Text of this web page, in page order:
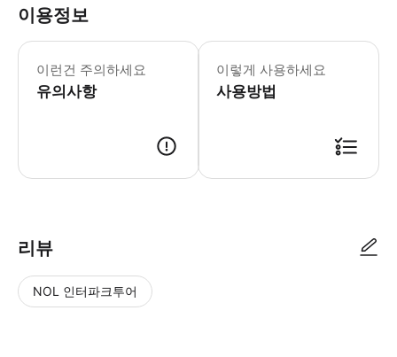
이용정보
이런건 주의하세요
유의사항
* 소요시간 : 180분 (옵션에 따라 소요
이렇게 사용하세요
사용방법
리뷰
NOL 인터파크투어